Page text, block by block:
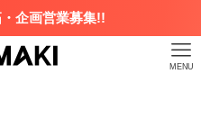
・企画営業募集!!
MENU